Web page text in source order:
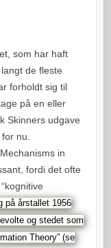
som har haft
de fleste
forholdt sig til
på en eller
Skinners udgave
nu.
in
fordi det ofte
på årstallet 1956
og stedet som
Theory” (se